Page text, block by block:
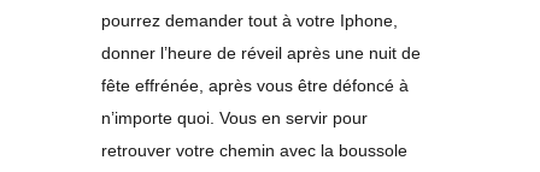
pourrez demander tout à votre Iphone,
donner l’heure de réveil après une nuit de
fête effrénée, après vous être défoncé à
n’importe quoi. Vous en servir pour
retrouver votre chemin avec la boussole